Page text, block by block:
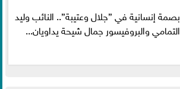
بصمة إنسانية في ”جلال وعتيبة”.. النائب وليد
التمامي والبروفيسور جمال شيحة يداويان...